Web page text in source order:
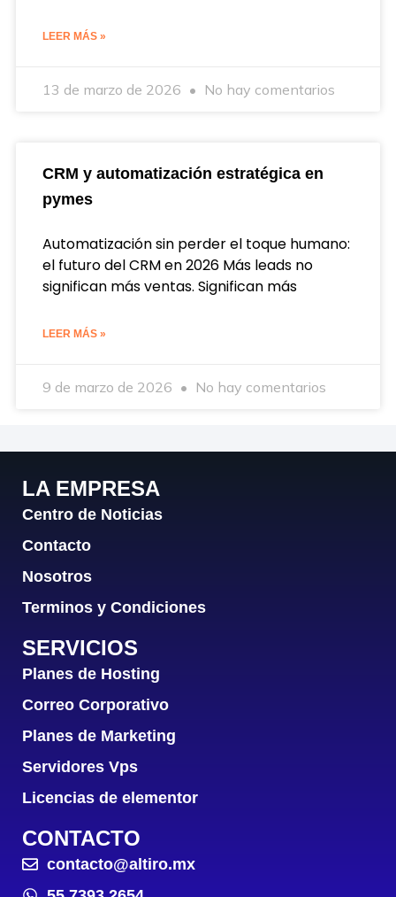
LEER MÁS »
13 de marzo de 2026 No hay comentarios
CRM y automatización estratégica en
pymes
Automatización sin perder el toque humano:
el futuro del CRM en 2026 Más leads no
significan más ventas. Significan más
LEER MÁS »
9 de marzo de 2026 No hay comentarios
LA EMPRESA
Centro de Noticias
Contacto
Nosotros
Terminos y Condiciones
SERVICIOS
Planes de Hosting
Correo Corporativo
Planes de Marketing
Servidores Vps
Licencias de elementor
CONTACTO
contacto@altiro.mx